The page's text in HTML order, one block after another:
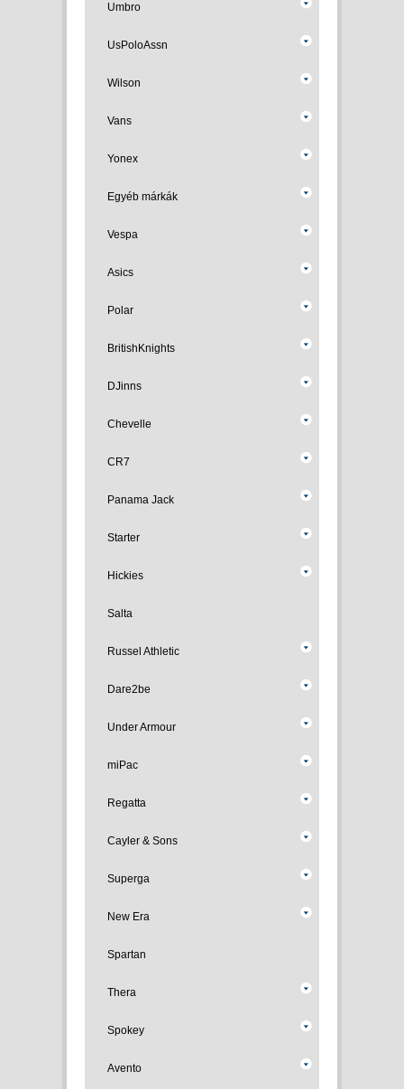
Umbro
UsPoloAssn
Wilson
Vans
Yonex
Egyéb márkák
Vespa
Asics
Polar
BritishKnights
DJinns
Chevelle
CR7
Panama Jack
Starter
Hickies
Salta
Russel Athletic
Dare2be
Under Armour
miPac
Regatta
Cayler & Sons
Superga
New Era
Spartan
Thera
Spokey
Avento